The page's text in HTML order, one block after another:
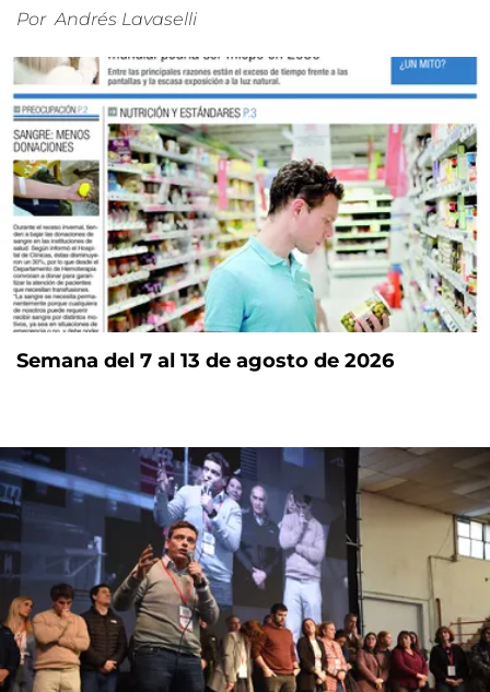
Por Andrés Lavaselli
Semana del 7 al 13 de agosto de 2026